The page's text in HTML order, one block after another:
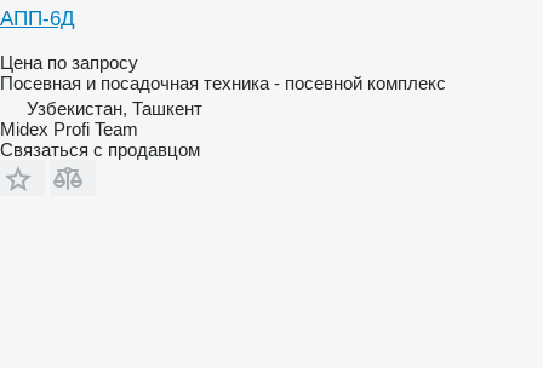
АПП-6Д
Цена по запросу
Посевная и посадочная техника - посевной комплекс
Узбекистан, Ташкент
Midex Profi Team
Связаться с продавцом